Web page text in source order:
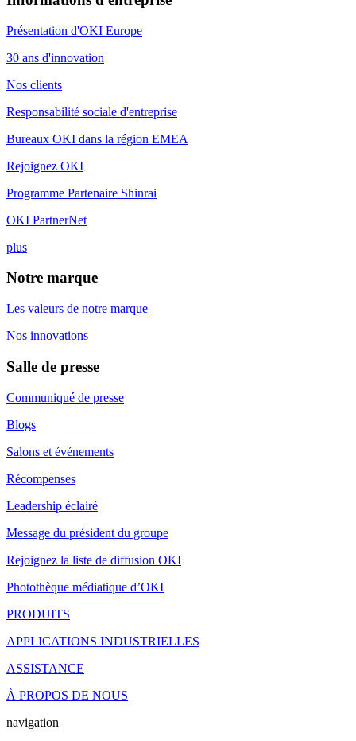
Présentation d'OKI Europe
30 ans d'innovation
Nos clients
Responsabilité sociale d'entreprise
Bureaux OKI dans la région EMEA
Rejoignez OKI
Programme Partenaire Shinrai
OKI PartnerNet
plus
Notre marque
Les valeurs de notre marque
Nos innovations
Salle de presse
Communiqué de presse
Blogs
Salons et événements
Récompenses
Leadership éclairé
Message du président du groupe
Rejoignez la liste de diffusion OKI
Photothèque médiatique d’OKI
PRODUITS
APPLICATIONS INDUSTRIELLES
ASSISTANCE
À PROPOS DE NOUS
navigation